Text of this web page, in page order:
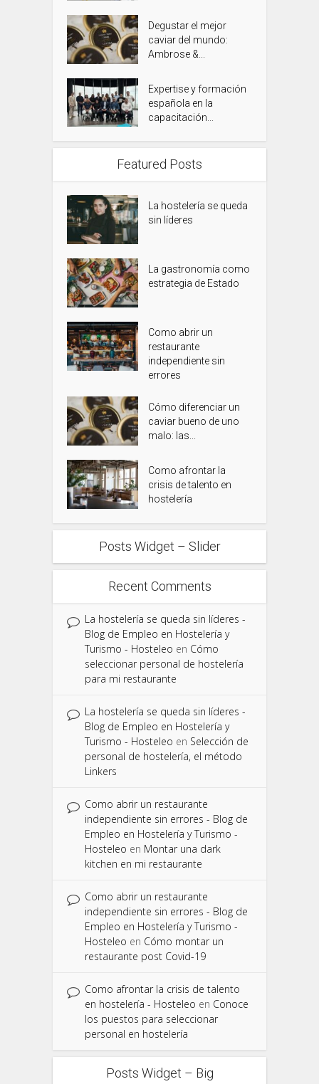
Degustar el mejor
caviar del mundo:
Ambrose &...
Expertise y formación
española en la
capacitación...
Featured Posts
La hostelería se queda
sin líderes
La gastronomía como
estrategia de Estado
Como abrir un
restaurante
independiente sin
errores
Cómo diferenciar un
caviar bueno de uno
malo: las...
Como afrontar la
crisis de talento en
hostelería
Posts Widget – Slider
Recent Comments
La hostelería se queda sin líderes -
Blog de Empleo en Hostelería y
Turismo - Hosteleo en Cómo
seleccionar personal de hostelería
para mi restaurante
La hostelería se queda sin líderes -
Blog de Empleo en Hostelería y
Turismo - Hosteleo en Selección de
personal de hostelería, el método
Linkers
Como abrir un restaurante
independiente sin errores - Blog de
Empleo en Hostelería y Turismo -
Hosteleo en Montar una dark
kitchen en mi restaurante
Como abrir un restaurante
independiente sin errores - Blog de
Empleo en Hostelería y Turismo -
Hosteleo en Cómo montar un
restaurante post Covid-19
Como afrontar la crisis de talento
en hostelería - Hosteleo en Conoce
los puestos para seleccionar
personal en hostelería
Posts Widget – Big